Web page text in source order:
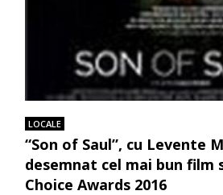
LOCALE
“Son of Saul”, cu Levente
desemnat cel mai bun film
Choice Awards 2016